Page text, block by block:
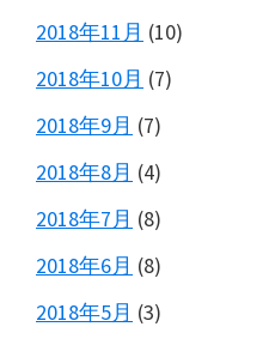
2018年11月 (10)
2018年10月 (7)
2018年9月 (7)
2018年8月 (4)
2018年7月 (8)
2018年6月 (8)
2018年5月 (3)